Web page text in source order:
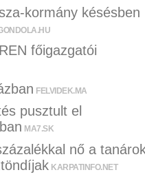
kormány késésben
főigazgatói
FELVIDEK.MA
pusztult el
MA7.SK
nő a
KARPATINFO.NET